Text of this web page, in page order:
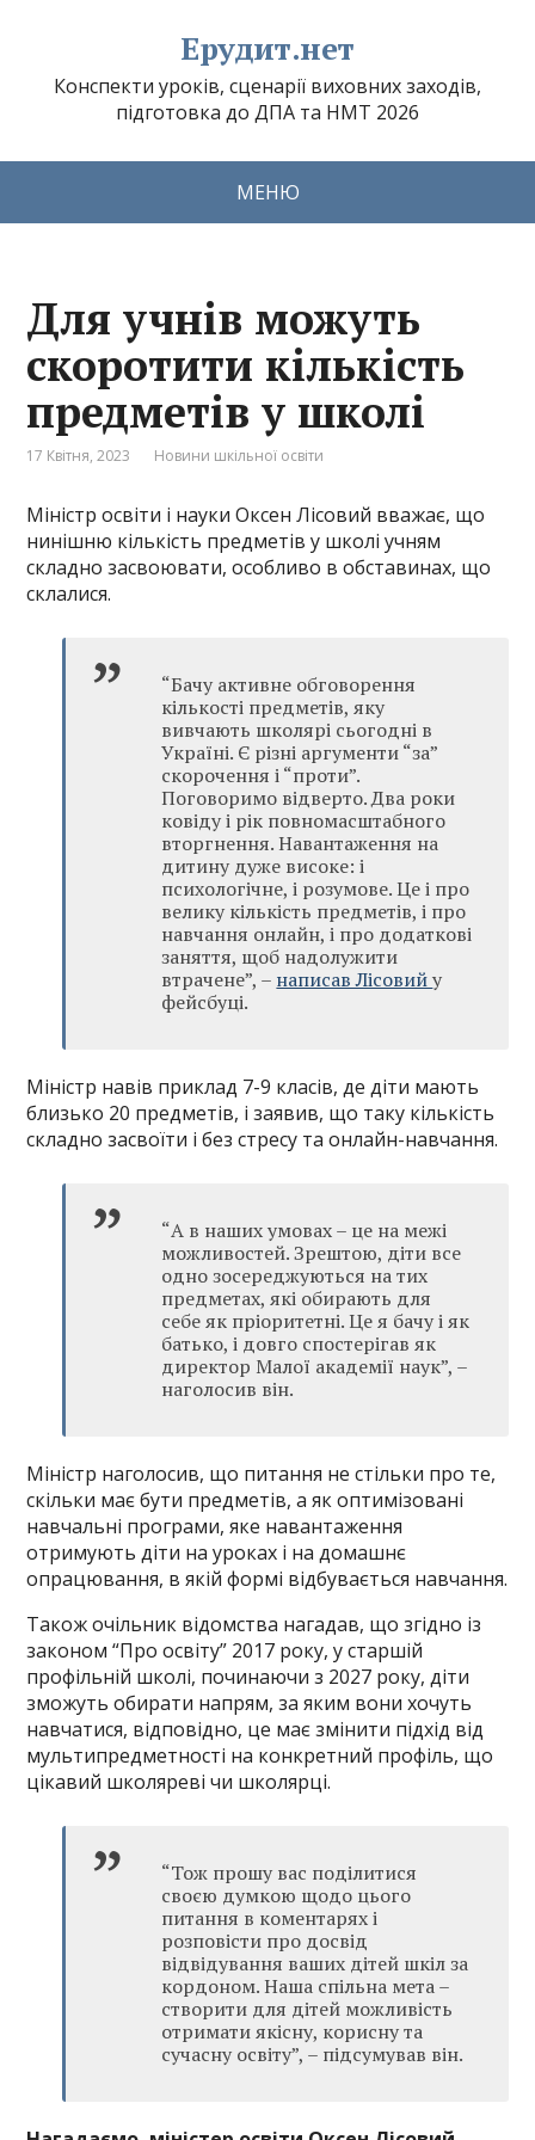
Ерудит.нет
Конспекти уроків, сценарії виховних заходів,
підготовка до ДПА та НМТ 2026
МЕНЮ
Для учнів можуть
скоротити кількість
предметів у школі
17 Квітня, 2023 Новини шкільної освіти
Міністр освіти і науки Оксен Лісовий вважає, що
нинішню кількість предметів у школі учням
складно засвоювати, особливо в обставинах, що
склалися.
“Бачу активне обговорення
кількості предметів, яку
вивчають школярі сьогодні в
Україні. Є різні аргументи “за”
скорочення і “проти”.
Поговоримо відверто. Два роки
ковіду і рік повномасштабного
вторгнення. Навантаження на
дитину дуже високе: і
психологічне, і розумове. Це і про
велику кількість предметів, і про
навчання онлайн, і про додаткові
заняття, щоб надолужити
втрачене”, – написав Лісовийу
фейсбуці.
Міністр навів приклад 7-9 класів, де діти мають
близько 20 предметів, і заявив, що таку кількість
складно засвоїти і без стресу та онлайн-навчання.
“А в наших умовах – це на межі
можливостей. Зрештою, діти все
одно зосереджуються на тих
предметах, які обирають для
себе як пріоритетні. Це я бачу і як
батько, і довго спостерігав як
директор Малої академії наук”, –
наголосив він.
Міністр наголосив, що питання не стільки про те,
скільки має бути предметів, а як оптимізовані
навчальні програми, яке навантаження
отримують діти на уроках і на домашнє
опрацювання, в якій формі відбувається навчання.
Також очільник відомства нагадав, що згідно із
законом “Про освіту” 2017 року, у старшій
профільній школі, починаючи з 2027 року, діти
зможуть обирати напрям, за яким вони хочуть
навчатися, відповідно, це має змінити підхід від
мультипредметності на конкретний профіль, що
цікавий школяреві чи школярці.
“Тож прошу вас поділитися
своєю думкою щодо цього
питання в коментарях і
розповісти про досвід
відвідування ваших дітей шкіл за
кордоном. Наша спільна мета –
створити для дітей можливість
отримати якісну, корисну та
сучасну освіту”, – підсумував він.